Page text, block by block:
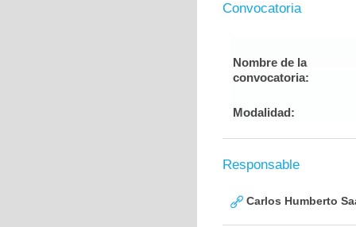
Convocatoria
Nombre de la
convocatoria:
Modalidad:
Responsable
Carlos Humberto